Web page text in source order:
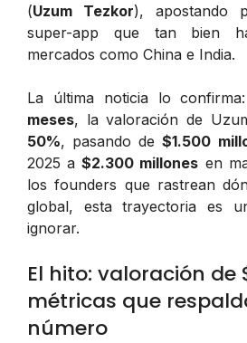
(Uzum Tezkor), apostando
super-app que tan bien
mercados como China e India.
La última noticia lo
meses, la valoración de
50%, pasando de$1.500
2025 a$2.300 millones en
los founders que rastrean
global, esta trayectoria es
ignorar.
El hito: valoración de
métricas que
número